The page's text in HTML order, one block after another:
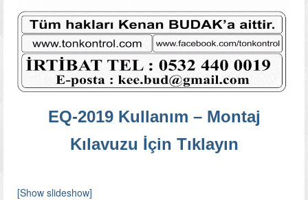
EQ-2019 Kullanım – Montaj
Kılavuzu İçin Tıklayın
[Show slideshow]